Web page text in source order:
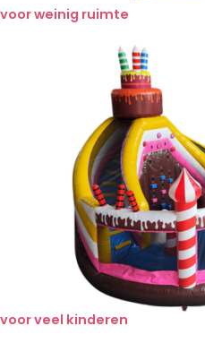
voor weinig ruimte
voor veel kinderen